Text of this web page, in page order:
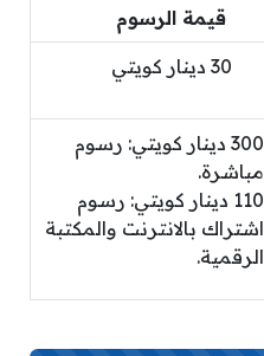
قيمة الرسوم
30 دينار كويتي
300 دينار كويتي: رسوم
مباشرة.
110 دينار كويتي: رسوم
اشتراك بالانترنت والمكتبة
الرقمية.